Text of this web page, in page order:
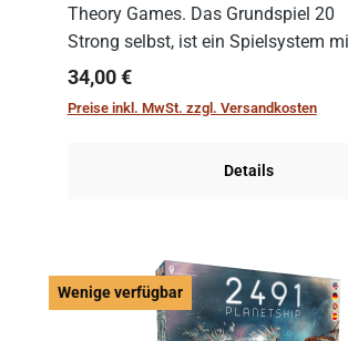
Theory Games. Das Grundspiel 20
Strong selbst, ist ein Spielsystem
einfachen Regeln. Um es zu spielen,
immer mit einem Themenset
Regulärer Preis:
34,00 €
Preise inkl. MwSt. zzgl. Versandkosten
Details
Wenige verfügbar